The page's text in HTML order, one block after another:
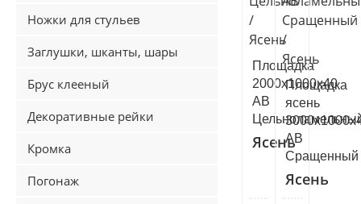
Ножки для стульев
Заглушки, шканты, шары
Брус клееный
Декоративные рейки
Кромка
Погонаж
Площадка
2000х1000х40
АВ
Ясень
Площадка
ясень
АВ
Сращенный
Ясень